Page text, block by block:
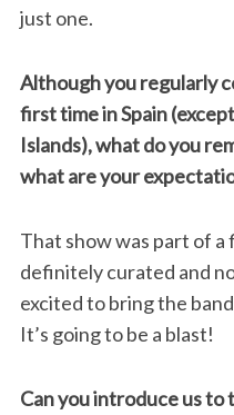
just one.
Although you regularly
first time in Spain
Islands), what do you
what are your
That show was part of a
definitely curated and
excited to bring the
It’s going to be a blast!
Can you introduce us to